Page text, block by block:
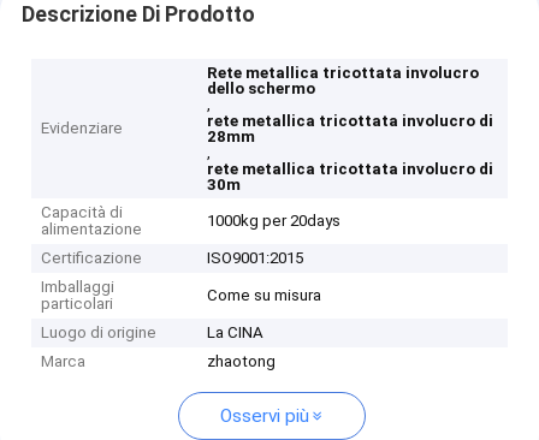
Descrizione Di Prodotto
Evidenziare
Rete metallica tricottata involucro
dello schermo
,
rete metallica tricottata involucro di
28mm
,
rete metallica tricottata involucro di
30m
Capacità di
alimentazione
1000kg per 20days
Certificazione
ISO9001:2015
Imballaggi
particolari
Come su misura
Luogo di origine
La CINA
Marca
zhaotong
Osservi più